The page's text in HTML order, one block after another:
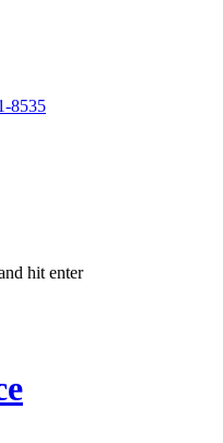
8535
hit enter